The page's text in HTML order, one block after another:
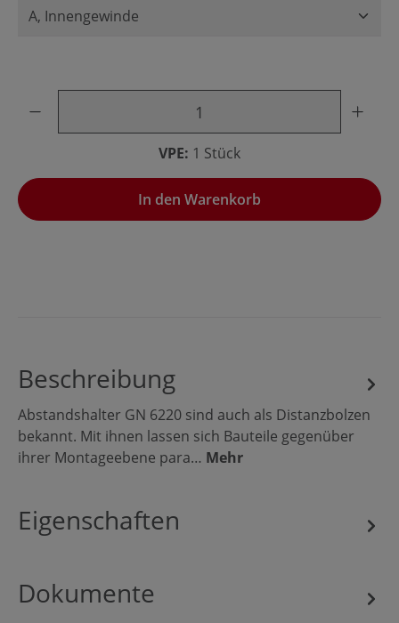
VPE: 1 Stück
In den Warenkorb
Beschreibung
Abstandshalter GN 6220 sind auch als Distanzbolzen
bekannt. Mit ihnen lassen sich Bauteile gegenüber
ihrer Montageebene para… Mehr
Eigenschaften
Dokumente